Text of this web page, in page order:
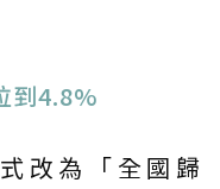
到4.8%
改為「全國歸